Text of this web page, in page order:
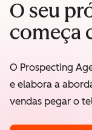
O seu
começa
O Prospecting
e elabora a
vendas pegar o